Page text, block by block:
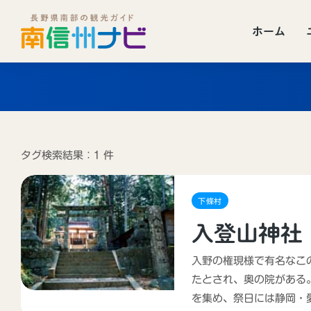
ホーム
タグ検索結果：1 件
下條村
入登山神社
入野の権現様で有名なこ
たとされ、奥の院がある
を集め、祭日には静岡・